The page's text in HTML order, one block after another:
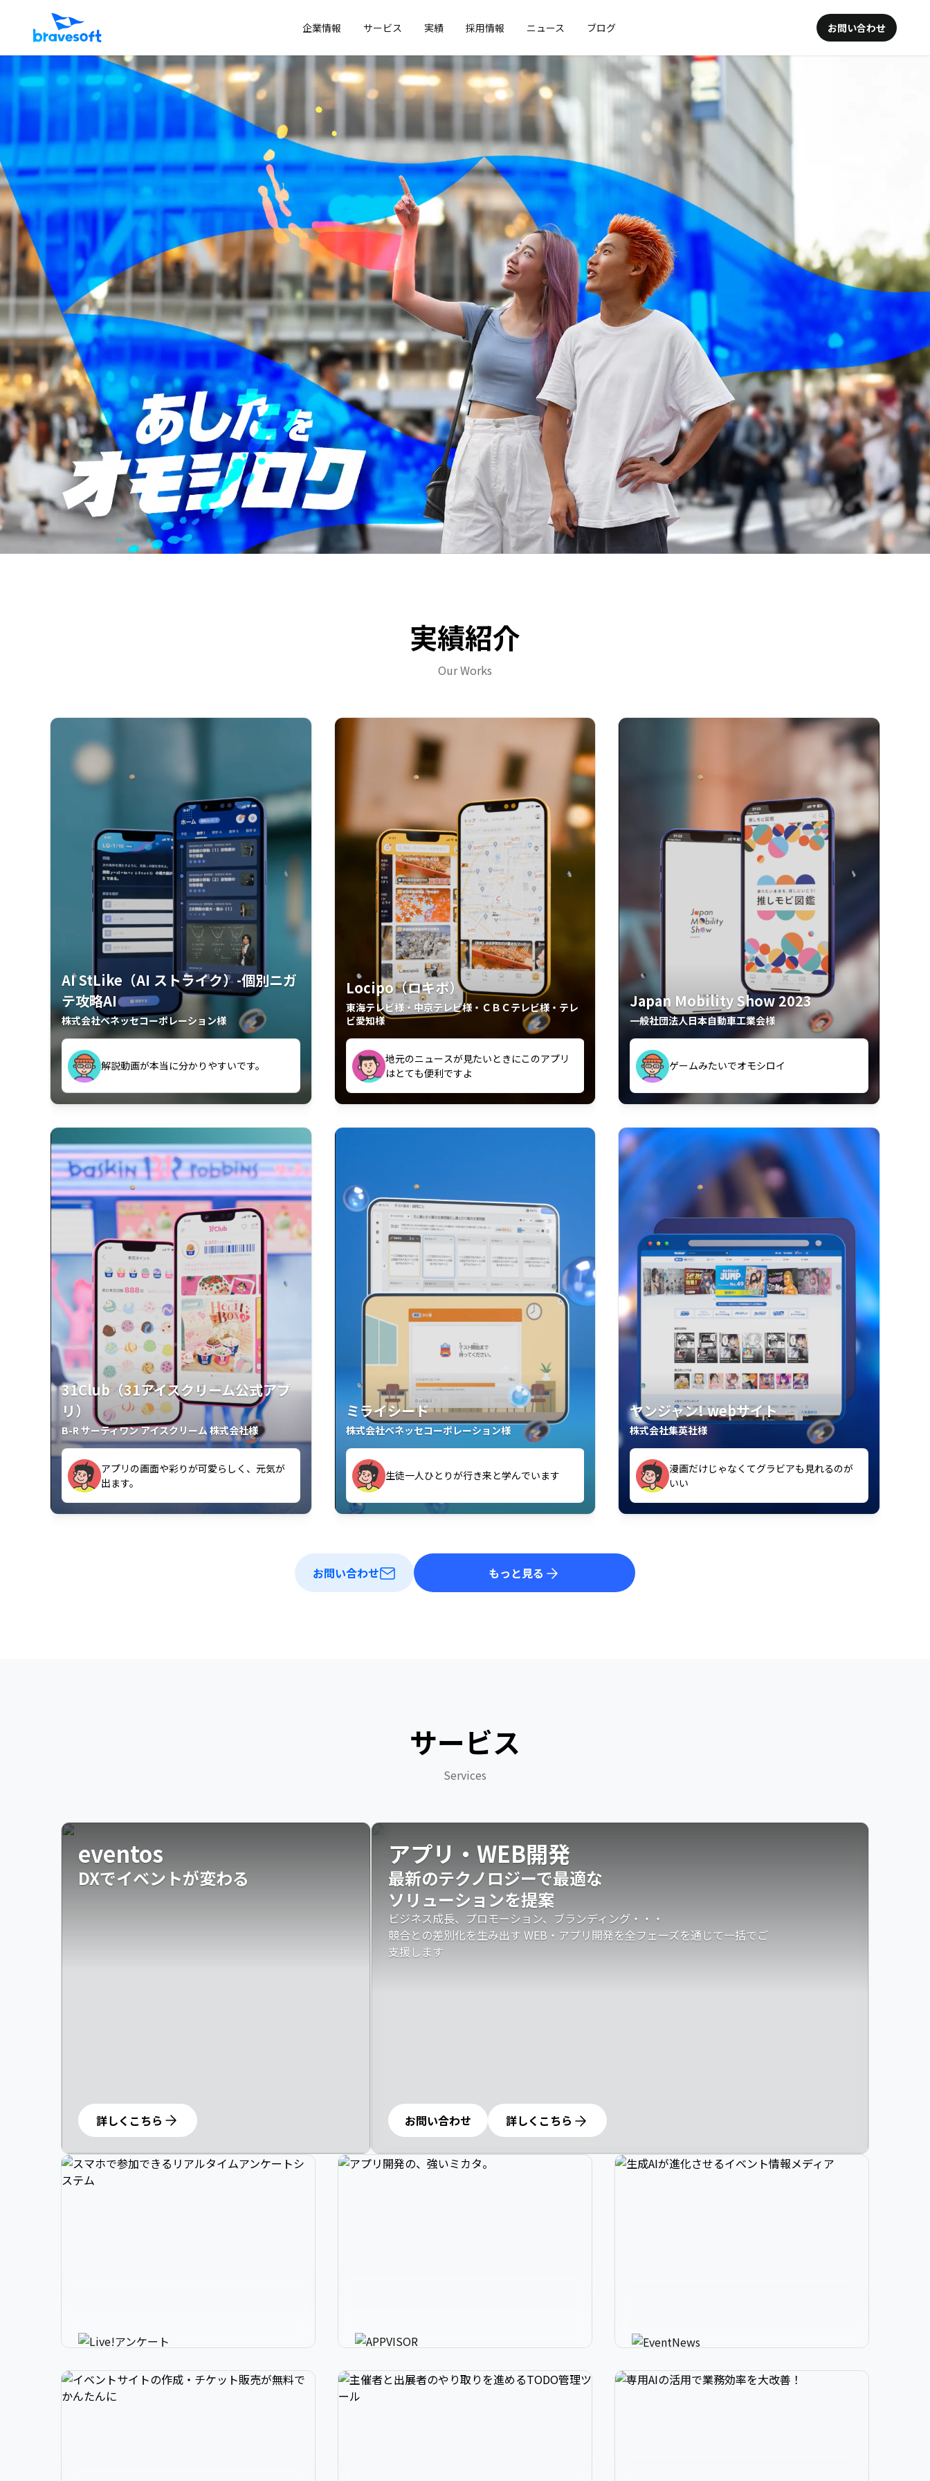
企業情報 サービス 実績 採用情報 ニュース ブログ お問い合わせ
実績紹介
Our Works
AI StLike（AI ストライク）-個別ニガ
テ攻略AI
株式会社ベネッセコーポレーション様
古文漢文を主に使わせていただいている
が、復習するのに非常に役立っている。
解説動画が本当に分かりやすいです。
Locipo（ロキポ）
東海テレビ様・中京テレビ様・ＣＢＣテレビ様・テレ
ビ愛知様
中京テレビのおもしろ番組が視聴可能地域
外からも見れるの嬉しいポイント
いつも利用させていただいております！
Japan Mobility Show 2023
一般社団法人日本自動車工業会様
夢中で推しモビを探してビッグサイトで6時
間も滞在してしまった
久々のモーターショーがアプリでもっと楽
しめました
31Club（31アイスクリーム公式アプ
リ）
B-R サーティワン アイスクリーム 株式会社様
アプリの画面や彩りが可愛らしく、元気が
出ます。
クラスごとに特典があるようなので使うの
が楽しいです。
ミライシード
株式会社ベネッセコーポレーション様
生徒一人ひとりが行き来と学んでいます
い」「解くことが楽しい」を実感していま
ヤンジャン! webサイト
株式会社集英社様
漫画だけじゃなくてグラビアも見れるのが
いい
紙の雑誌買うより安くて助かる
お問い合わせ もっと見る
サービス
Services
eventos
DXでイベントが変わる
詳しくこちら
アプリ・WEB開発
最新のテクノロジーで最適な
ソリューションを提案
ビジネス成長、プロモーション、ブランディング・・・
競合との差別化を生み出す WEB・アプリ開発を全フェーズを通じて一括でご
支援します
お問い合わせ 詳しくこちら
3 1 2 2 2 3 9